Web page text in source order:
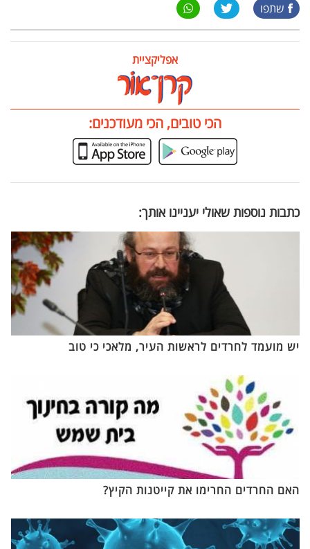
שתפו
אפליקציית
הכי טובים, הכי מעודכנים:
כתבות נוספות שאולי יעניינו אותך:
יש מועמד לחרדים לראשות העיר, מלאכי כי טוב
האם החרדים החרימו את קייטנות הקיץ?